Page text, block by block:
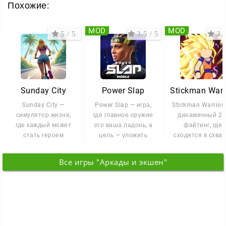
Похожие:
Sunday City
Sunday City —
симулятор жизни,
где каждый может
стать героем
истории. Забудьте о
5 / 5
Power Slap
Power Slap — игра,
где главное оружие
это ваша ладонь, а
цель — уложить
точной
3.5 / 5
MOD
Stickman
динамичный
файтинг, где
сходятся в
MOD
Все игры "Аркады и экшен"